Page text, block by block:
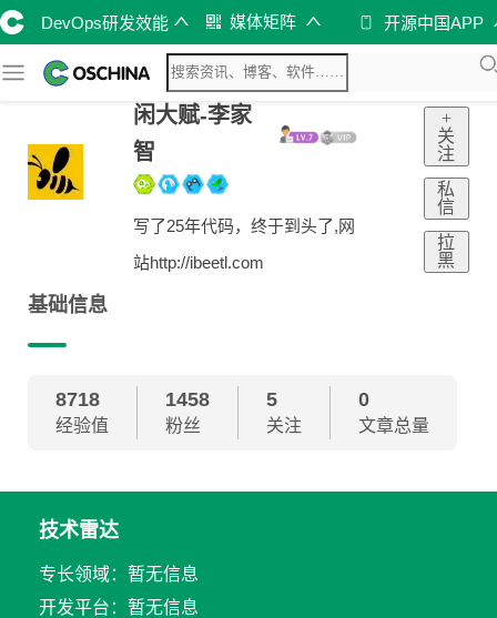
DevOps研发效能 媒体矩阵 开源中国APP
闲大赋-李家
智
写了25年代码，终于到头了,网
站http://ibeetl.com
+
关
注
私
信
拉
黑
基础信息
8718
经验值
1458
粉丝
5
关注
0
文章总量
技术雷达
专长领域：暂无信息
开发平台：暂无信息